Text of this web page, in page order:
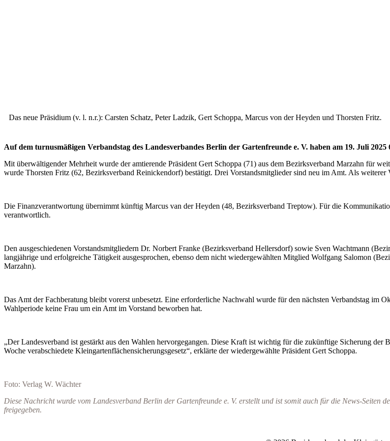
Das neue Präsidium (v. l. n.r.): Carsten Schatz, Peter Ladzik, Gert Schoppa, Marcus von der Heyden und Thorsten Fritz.
Auf dem turnusmäßigen Verbandstag des Landesverbandes Berlin der Gartenfreunde e. V. haben am 19. Juli
Mit überwältigender Mehrheit wurde der amtierende Präsident Gert Schoppa (71) aus dem Bezirksverband Marzahn für
wurde Thorsten Fritz (62, Bezirksverband Reinickendorf) bestätigt. Drei Vorstandsmitglieder sind neu im Amt. Als
Die Finanzverantwortung übernimmt künftig Marcus van der Heyden (48, Bezirksverband Treptow). Für die
verantwortlich.
Den ausgeschiedenen Vorstandsmitgliedern Dr. Norbert Franke (Bezirksverband Hellersdorf) sowie Sven Wachtmann
langjährige und erfolgreiche Tätigkeit ausgesprochen, ebenso dem nicht wiedergewählten Mitglied Wolfgang Salomon
Marzahn).
Das Amt der Fachberatung bleibt vorerst unbesetzt. Eine erforderliche Nachwahl wurde für den nächsten Verbandstag im
Wahlperiode keine Frau um ein Amt im Vorstand beworben hat.
„Der Landesverband ist gestärkt aus den Wahlen hervorgegangen. Diese Kraft ist wichtig für die zukünftige Sicherung
Woche verabschiedete Kleingartenflächensicherungsgesetz“, erklärte der wiedergewählte Präsident Gert Schoppa.
Foto: Verlag W. Wächter
Diese Nachricht wurde vom Landesverband Berlin der Gartenfreunde e. V. erstellt und istsomit auch für die News-Seiten
freigegeben.